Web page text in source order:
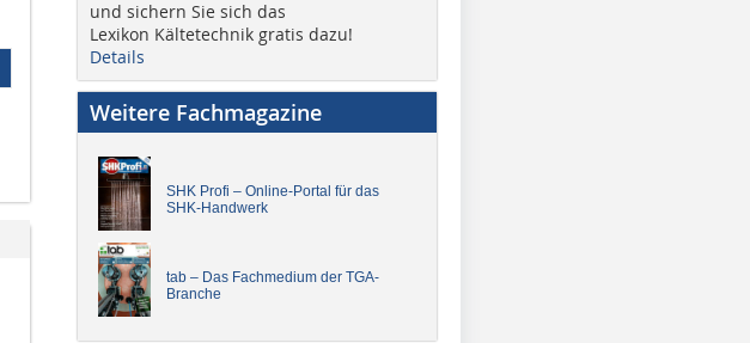
und sichern Sie sich das
Lexikon Kältetechnik gratis dazu!
Details
Weitere Fachmagazine
SHK Profi – Online-Portal für das
SHK-Handwerk
tab – Das Fachmedium der TGA-
Branche